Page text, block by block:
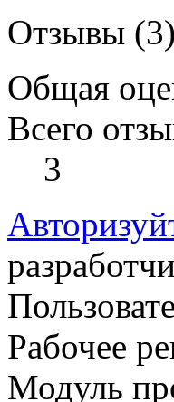
Отзывы (3)
Общая
Всего
3
Рабочее
Модуль